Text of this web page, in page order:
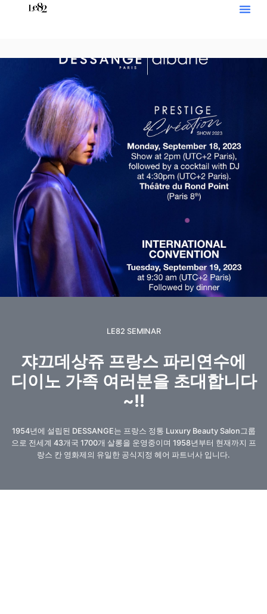
LE82 SEMINAR
쟈끄데상쥬 프랑스 파리연수에
디이노 가족 여러분을 초대합니다
~!!
1954년에 설립된 DESSANGE는 프랑스 정통 Luxury Beauty Salon그룹
으로 전세계 43개국 1700개 살롱을 운영중이며 1958년부터 현재까지 프
랑스 칸 영화제의 유일한 공식지정 헤어 파트너사 입니다.